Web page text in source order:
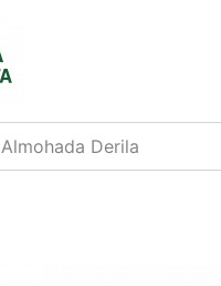
Almohada Derila